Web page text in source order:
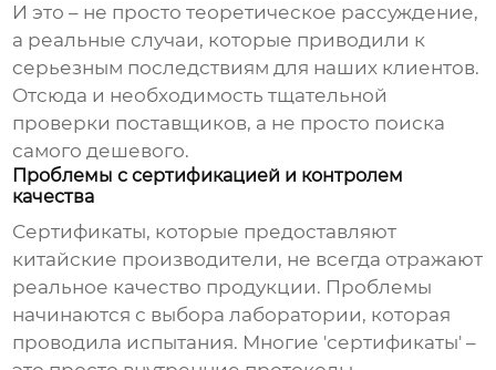
И это – не просто теоретическое рассуждение,
а реальные случаи, которые приводили к
серьезным последствиям для наших клиентов.
Отсюда и необходимость тщательной
проверки поставщиков, а не просто поиска
самого дешевого.
Проблемы с сертификацией и контролем
качества
Сертификаты, которые предоставляют
китайские производители, не всегда отражают
реальное качество продукции. Проблемы
начинаются с выбора лаборатории, которая
проводила испытания. Многие 'сертификаты' –